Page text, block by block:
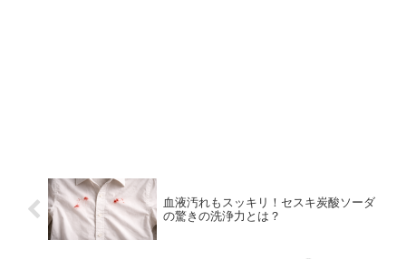
血液汚れもスッキリ！セスキ炭酸ソーダ
の驚きの洗浄力とは？